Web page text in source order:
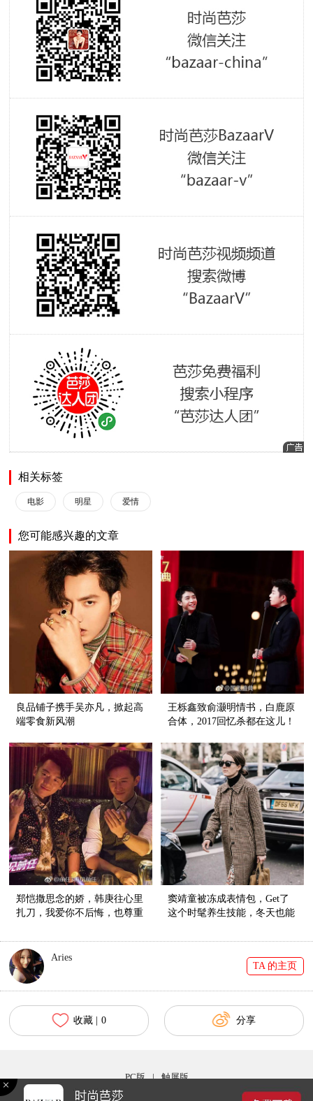
相关标签
电影 明星 爱情
您可能感兴趣的文章
良品铺子携手吴亦凡，掀起高
端零食新风潮
王栎鑫致俞灏明情书，白鹿原
合体，2017回忆杀都在这儿！
郑恺撒思念的娇，韩庚往心里
扎刀，我爱你不后悔，也尊重
窦靖童被冻成表情包，Get了
这个时髦养生技能，冬天也能
Aries
TA 的主页
收藏 | 0 分享
PC版 | 触屏版